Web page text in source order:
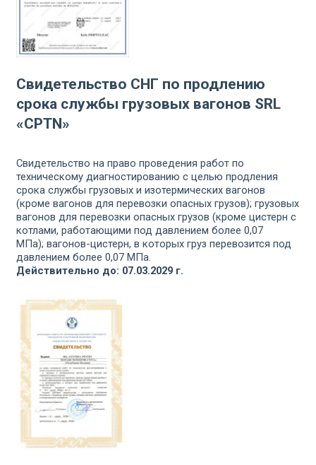
Свидетельство СНГ по продлению
срока службы грузовых вагонов SRL
«CPTN»
Свидетельство на право проведения работ по
техническому диагностированию с целью продления
срока службы грузовых и изотермических вагонов
(кроме вагонов для перевозки опасных грузов); грузовых
вагонов для перевозки опасных грузов (кроме цистерн с
котлами, работающими под давлением более 0,07
МПа); вагонов-цистерн, в которых груз перевозится под
давлением более 0,07 МПа.
Действительно до: 07.03.2029 г.